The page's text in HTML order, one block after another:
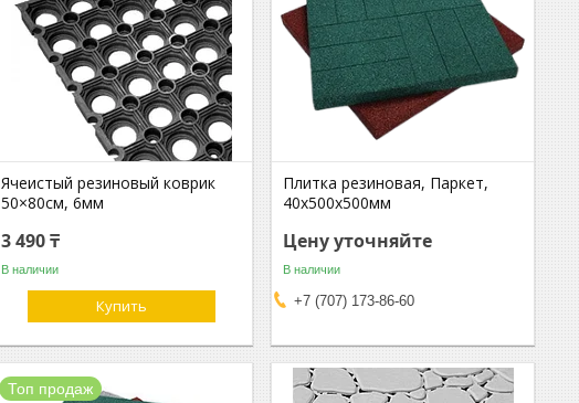
Ячеистый резиновый коврик
50×80см, 6мм
3 490 ₸
В наличии
Купить
Плитка резиновая, Паркет,
40х500х500мм
Цену уточняйте
В наличии
+7 (707) 173-86-60
Топ продаж